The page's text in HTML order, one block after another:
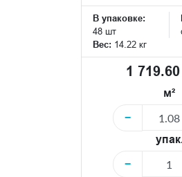
В упаковке:
48 шт
Вес: 14.22 кг
1
м²
−
−